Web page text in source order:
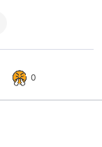
0